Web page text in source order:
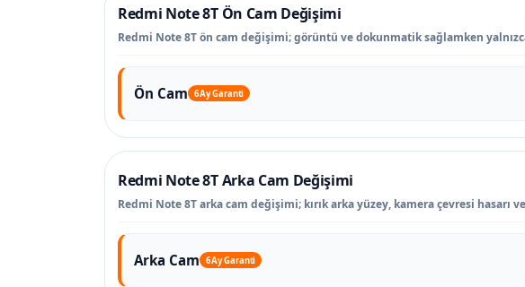
Redmi Note 8T Ön Cam Değişimi
Redmi Note 8T ön cam değişimi; görüntü ve dokunmatik sağlamken
Ön Cam 6 Ay Garanti
Redmi Note 8T Arka Cam Değişimi
Redmi Note 8T arka cam değişimi; kırık arka yüzey, kamera çevresi
Arka Cam 6 Ay Garanti